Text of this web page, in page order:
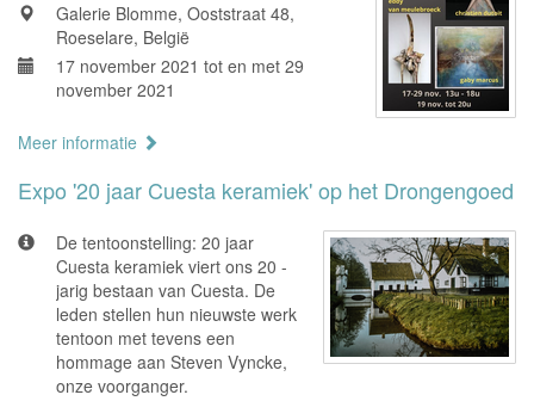
Galerie Blomme, Ooststraat 48,
Roeselare, België
17 november 2021 tot en met 29
november 2021
Meer informatie
Expo '20 jaar Cuesta keramiek' op het Drongengoed
De tentoonstelling: 20 jaar
Cuesta keramiek viert ons 20 -
jarig bestaan van Cuesta. De
leden stellen hun nieuwste werk
tentoon met tevens een
hommage aan Steven Vyncke,
onze voorganger.